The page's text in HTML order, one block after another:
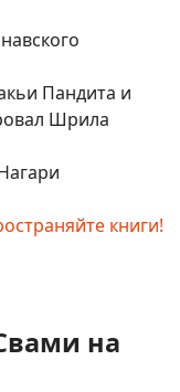
Пандита и
Шрила
книги!
на